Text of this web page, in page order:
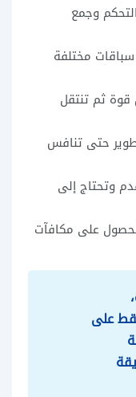
وجمع
مختلفة
قوة ثم تنتقل
حتى تنافس
وتحتاج إلى
على مكافآت
على